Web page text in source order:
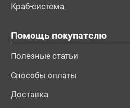
Краб-система
Помощь покупателю
Полезные статьи
Способы оплаты
Доставка